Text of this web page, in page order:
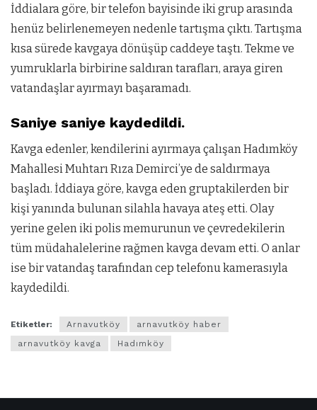
İddialara göre, bir telefon bayisinde iki grup arasında
henüz belirlenemeyen nedenle tartışma çıktı. Tartışma
kısa sürede kavgaya dönüşüp caddeye taştı. Tekme ve
yumruklarla birbirine saldıran tarafları, araya giren
vatandaşlar ayırmayı başaramadı.
Saniye saniye kaydedildi.
Kavga edenler, kendilerini ayırmaya çalışan Hadımköy
Mahallesi Muhtarı Rıza Demirci’ye de saldırmaya
başladı. İddiaya göre, kavga eden gruptakilerden bir
kişi yanında bulunan silahla havaya ateş etti. Olay
yerine gelen iki polis memurunun ve çevredekilerin
tüm müdahalelerine rağmen kavga devam etti. O anlar
ise bir vatandaş tarafından cep telefonu kamerasıyla
kaydedildi.
Etiketler: Arnavutköy
arnavutköy haber
arnavutköy kavga
Hadımköy